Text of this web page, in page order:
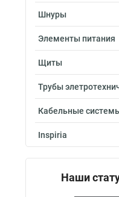
Шнуры
Элементы питания
Щиты
Трубы
Кабельные
Inspiria
Наши